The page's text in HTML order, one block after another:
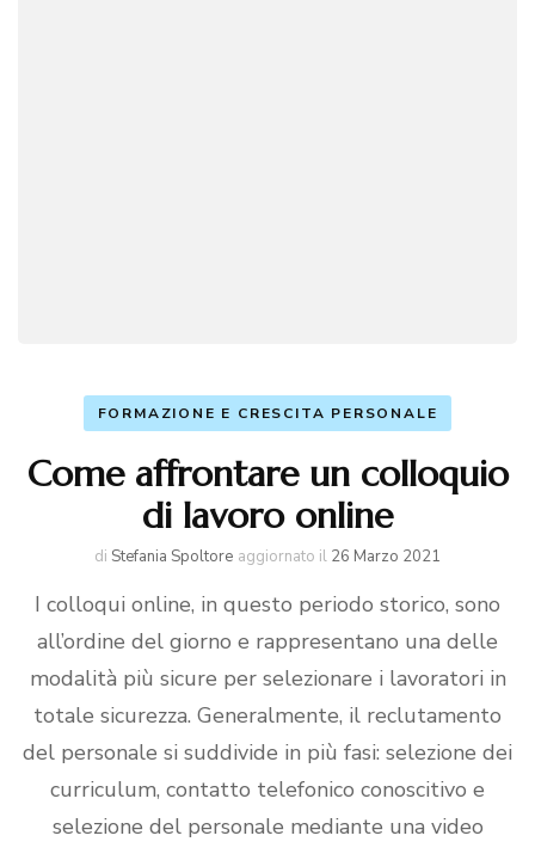
FORMAZIONE E CRESCITA PERSONALE
Come affrontare un colloquio
di lavoro online
di Stefania Spoltore aggiornato il 26 Marzo 2021
I colloqui online, in questo periodo storico, sono
all’ordine del giorno e rappresentano una delle
modalità più sicure per selezionare i lavoratori in
totale sicurezza. Generalmente, il reclutamento
del personale si suddivide in più fasi: selezione dei
curriculum, contatto telefonico conoscitivo e
selezione del personale mediante una video